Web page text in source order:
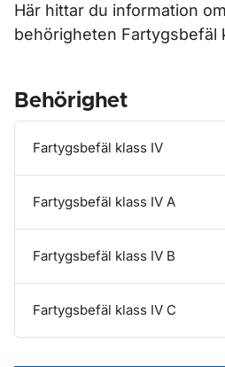
Här hittar du information
behörigheten Fartygsbefäl
Behörighet
Fartygsbefäl klass IV
Fartygsbefäl klass IV A
Fartygsbefäl klass IV B
Fartygsbefäl klass IV C